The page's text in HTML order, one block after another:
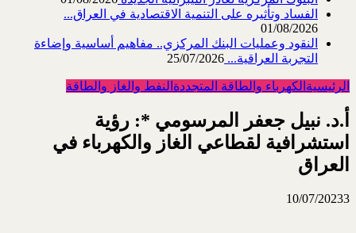
الفساد وتأثيره على التنمية الاقتصادية في العراق...
01/08/2026
النقود وعمليات البنك المركزي.. مفاهيم أساسية وإضاءة
التجربة العراقية... 25/07/2026
الرئيسية الكهرباء والطاقة المتجددة النفط والغاز والطاقة
أ.د. نبيل جعفر المرسومي *: رؤية
استشرافية لقطاعي الغاز والكهرباء في
العراق
10/07/20233